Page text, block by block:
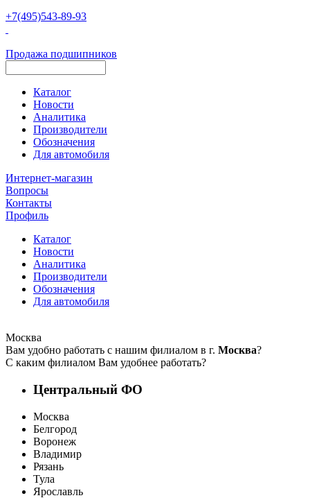
+7(495)543-89-93
Продажа подшипников
Каталог
Новости
Аналитика
Производители
Обозначения
Для автомобиля
Интернет-магазин
Вопросы
Контакты
Профиль
Каталог
Новости
Аналитика
Производители
Обозначения
Для автомобиля
Москва
Вам удобно работать с нашим филиалом в г. Москва?
С каким филиалом Вам удобнее работать?
Центральный ФО
Москва
Белгород
Воронеж
Владимир
Рязань
Тула
Ярославль